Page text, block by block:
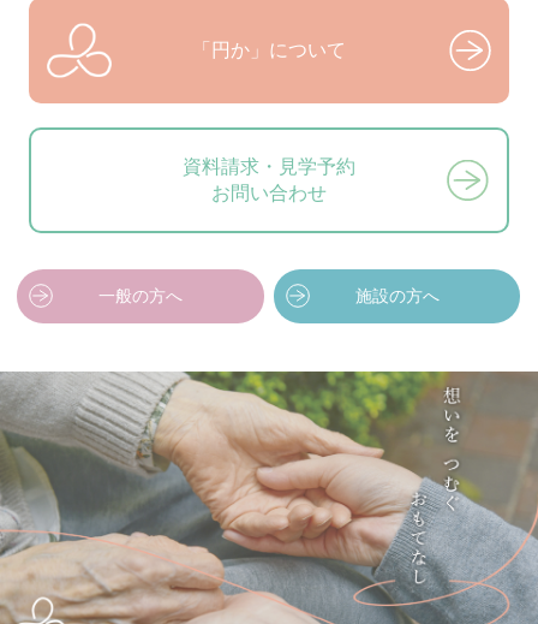
「円か」について
資料請求・見学予約
お問い合わせ
一般の方へ 施設の方へ